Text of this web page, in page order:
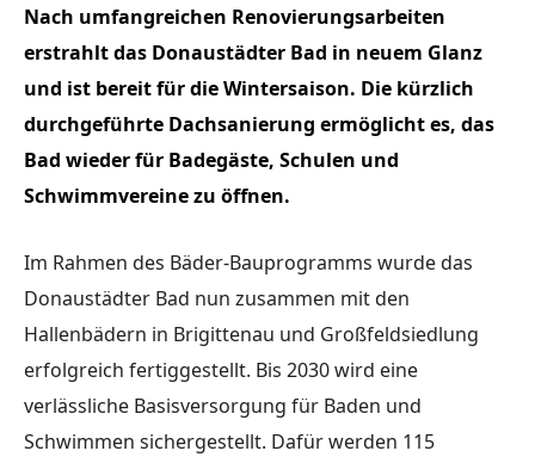
Nach umfangreichen Renovierungsarbeiten
erstrahlt das Donaustädter Bad in neuem Glanz
und ist bereit für die Wintersaison. Die kürzlich
durchgeführte Dachsanierung ermöglicht es, das
Bad wieder für Badegäste, Schulen und
Schwimmvereine zu öffnen.
Im Rahmen des Bäder-Bauprogramms wurde das
Donaustädter Bad nun zusammen mit den
Hallenbädern in Brigittenau und Großfeldsiedlung
erfolgreich fertiggestellt. Bis 2030 wird eine
verlässliche Basisversorgung für Baden und
Schwimmen sichergestellt. Dafür werden 115